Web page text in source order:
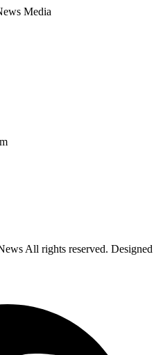
Media
All rights reserved. Designed